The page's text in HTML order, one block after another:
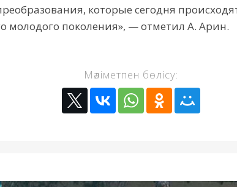
которые сегодня
молодого поколения», — отметил А. Арин.
Мәліметпен бөлісу: